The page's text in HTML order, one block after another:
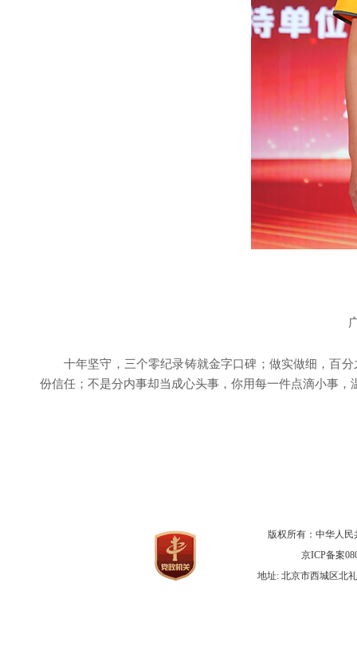
十年坚守，三个零纪录铸就金字口碑；做实做细，百
份信任；不是分内事却当成心头事，你用每一件点滴小事，
版权所有：中华人
京ICP备案
地址: 北京市西城区北